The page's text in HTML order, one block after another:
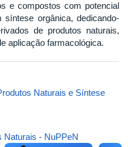
e compostos com potencial
síntese orgânica, dedicando-
de produtos naturais,
aplicação farmacológica.
Naturais e Síntese
Naturais - NuPPeN